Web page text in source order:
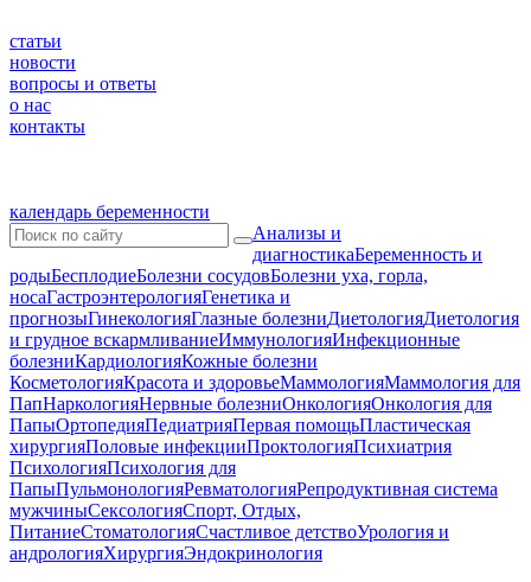
статьи
новости
вопросы и ответы
о нас
контакты
календарь беременности
Анализы и
диагностикаБеременность и
родыБесплодиеБолезни сосудовБолезни уха, горла,
носаГастроэнтерологияГенетика и
прогнозыГинекологияГлазные болезниДиетологияДиетология
и грудное вскармливаниеИммунологияИнфекционные
болезниКардиологияКожные болезни
КосметологияКрасота и здоровьеМаммологияМаммология для
ПапНаркологияНервные болезниОнкологияОнкология для
ПапыОртопедияПедиатрияПервая помощьПластическая
хирургияПоловые инфекцииПроктологияПсихиатрия
ПсихологияПсихология для
ПапыПульмонологияРевматологияРепродуктивная система
мужчиныСексологияСпорт, Отдых,
ПитаниеСтоматологияСчастливое детствоУрология и
андрологияХирургияЭндокринология